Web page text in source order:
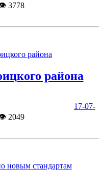
3778
района
17-07-
2049